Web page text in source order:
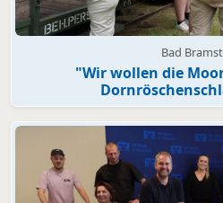
Bad
"Wir wollen die